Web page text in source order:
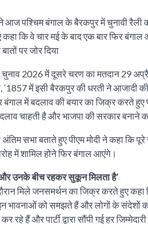
ने आज पश्चिम बंगाल के बैरकपुर में चुनावी
कि वे चार मई के बाद एक बार फिर बंगाल
पर जोर दिया
चुनाव 2026 में दूसरे चरण का मतदान 29
‘1857 में इसी बैरकपुर की धरती ने आजादी
में बदलाव की बयार का जिक्र करते हुए
चाहती है और भाजपा की सरकार बनाने
सभा बताते हुए पीएम मोदी ने कहा कि
में शामिल होने फिर बंगाल आएंगे।
और उनके बीच रहकर सुकून मिलता है’
मिले जनसमर्थन का जिक्र करते हुए
भावनाओं को समझते हैं और लोगों के संदेशों
रहे हैं और पार्टी द्वारा सौंपी गई हर